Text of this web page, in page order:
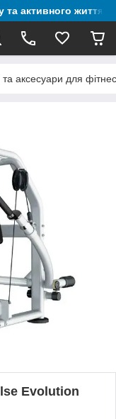
та активного життя
аксесуари для
Evolution